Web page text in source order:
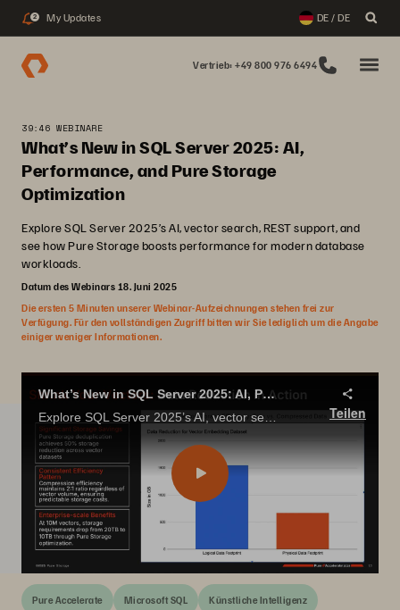
2 My Updates DE / DE
Vertrieb: +49 800 976 6494
39:46 WEBINARE
What’s New in SQL Server 2025: AI,
Performance, and Pure Storage
Optimization
Explore SQL Server 2025’s AI, vector search, REST support, and
see how Pure Storage boosts performance for modern database
workloads.
Datum des Webinars 18. Juni 2025
Die ersten 5 Minuten unserer Webinar-Aufzeichnungen stehen frei zur
Verfügung. Für den vollständigen Zugriff bitten wir Sie lediglich um die Angabe
einiger weniger Informationen.
What’s New in SQL Server 2025: AI, Performance, and Pure Storage Optimization
Explore SQL Server 2025’s AI, vector search, REST support, and see how Pure Storage boosts performance for modern database workloads
Teilen
Pure Accelerate Microsoft SQL Künstliche Intelligenz